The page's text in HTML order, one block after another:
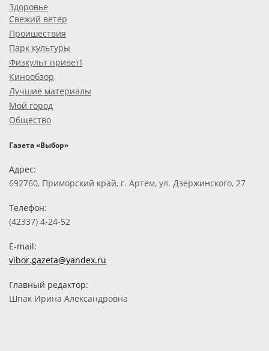
Здоровье
Свежий ветер
Проишествия
Парк культуры
Физкульт привет!
Кинообзор
Лучшие материалы
Мой город
Общество
Газета «Выбор»
Адрес:
692760, Приморский край, г. Артем, ул. Дзержинского, 27
Телефон:
(42337) 4-24-52
E-mail:
vibor.gazeta@yandex.ru
Главный редактор:
Шпак Ирина Александровна